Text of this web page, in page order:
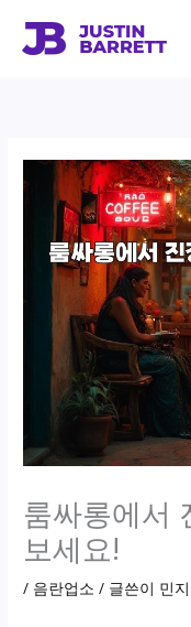
룸싸롱에서
보세요!
/ 음란업소 / 글쓴이 민지